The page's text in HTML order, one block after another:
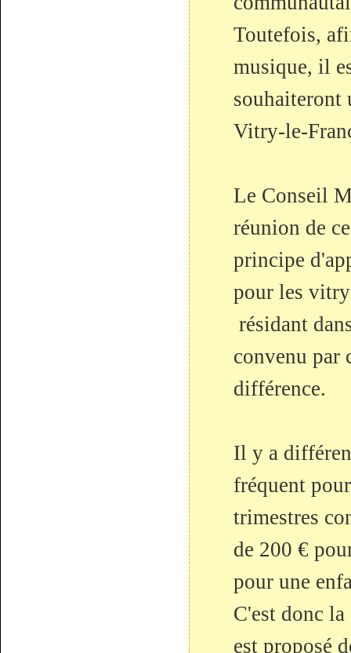
Toutefois,
musique, il
souhaiteront
Vitry-le-
Le Conseil
réunion de
principe
pour les
résidant
convenu par
différence.
Il y a
fréquent
trimestres
de 200 €
pour une
C'est donc
est proposé